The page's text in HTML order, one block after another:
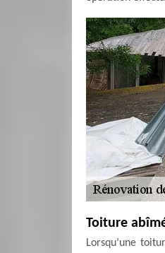
Toiture
Lorsqu’une